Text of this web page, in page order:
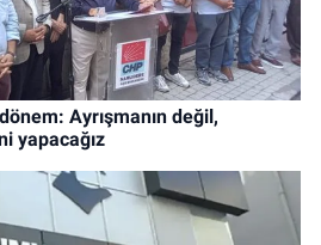
Ayrışmanın değil,
yapacağız